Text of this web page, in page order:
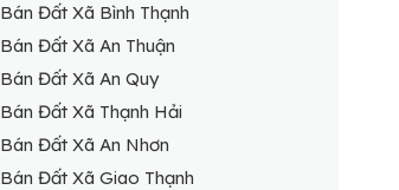
Bán Đất Xã Bình Thạnh
Bán Đất Xã An Thuận
Bán Đất Xã An Quy
Bán Đất Xã Thạnh Hải
Bán Đất Xã An Nhơn
Bán Đất Xã Giao Thạnh